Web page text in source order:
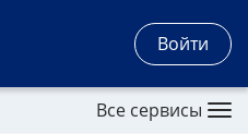
Войти
Все сервисы